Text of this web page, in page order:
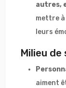
autres,
mettre
leurs
Milieu de
aiment